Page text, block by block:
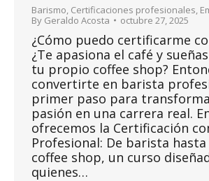
Barismo Certificaciones profesionales
By Geraldo Acosta octubre 27, 2025
¿Cómo puedo certificarme
¿Te apasiona el café y
tu propio coffee shop?
convertirte en barista
primer paso para
pasión en una carrera real.
ofrecemos la Certificación
Profesional: De barista
coffee shop, un curso
quienes…